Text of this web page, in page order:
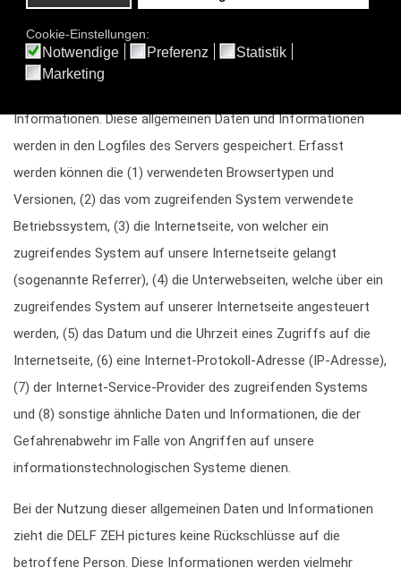
4. Erfassung von allgemeinen Daten und Informationen
Die Internetseite der DELF ZEH pictures erfasst mit jedem
Aufruf der Internetseite durch eine betroffene Person oder ein
Informationen. Diese allgemeinen Daten und Informationen
werden in den Logfiles des Servers gespeichert. Erfasst
werden können die (1) verwendeten Browsertypen und
Versionen, (2) das vom zugreifenden System verwendete
Betriebssystem, (3) die Internetseite, von welcher ein
zugreifendes System auf unsere Internetseite gelangt
(sogenannte Referrer), (4) die Unterwebseiten, welche über ein
zugreifendes System auf unserer Internetseite angesteuert
werden, (5) das Datum und die Uhrzeit eines Zugriffs auf die
Internetseite, (6) eine Internet-Protokoll-Adresse (IP-Adresse),
(7) der Internet-Service-Provider des zugreifenden Systems
und (8) sonstige ähnliche Daten und Informationen, die der
Gefahrenabwehr im Falle von Angriffen auf unsere
informationstechnologischen Systeme dienen.
Bei der Nutzung dieser allgemeinen Daten und Informationen
zieht die DELF ZEH pictures keine Rückschlüsse auf die
betroffene Person. Diese Informationen werden vielmehr